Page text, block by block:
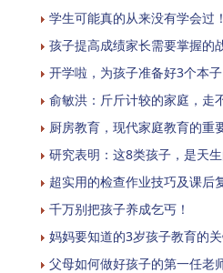
学生可能真的从来没有学会过
孩子提高成绩家长需要掌握的
开学啦，为孩子准备好3个本
俞敏洪：斤斤计较的家庭，走
厨房教育，现代家庭教育的重
研究表明：这8类孩子，是天
超实用的检查作业技巧及课后
千万别把孩子养成乞丐！
妈妈要知道的3岁孩子教育的关
父母如何做好孩子的第一任老